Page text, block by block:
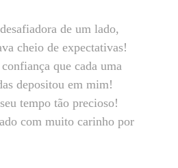
de um lado,
cheio de expectativas!
que cada uma
depositou em mim!
tempo tão precioso!
com muito carinho por